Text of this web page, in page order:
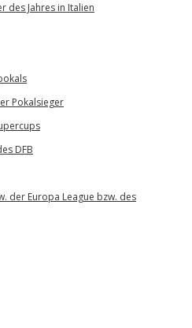
des Jahres in Italien
Pokalsieger
DFB
der Europa League bzw. des